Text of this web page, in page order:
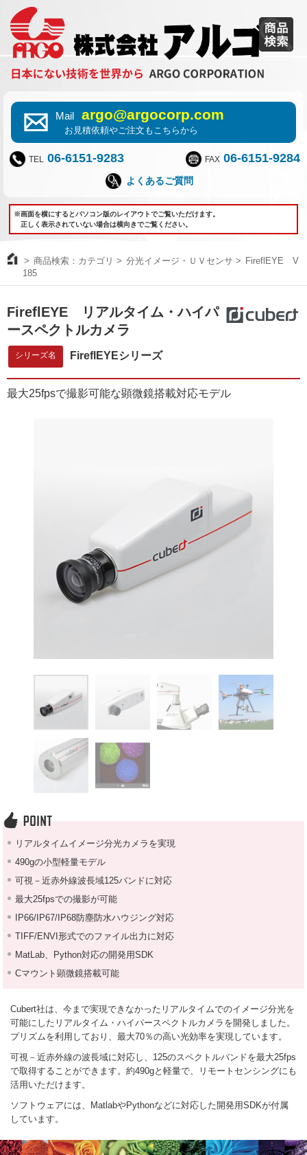
Mail argo@argocorp.com
お見積依頼やご注文もこちらから
TEL 06-6151-9283 FAX 06-6151-9284
よくあるご質問
※画面を横にするとパソコン版のレイアウトでご覧いただけます。
正しく表示されていない場合は横向きでご覧ください。
商品検索：カテゴリ 分光イメージ・ＵＶセンサ
FireflEYE V
185
FireflEYE リアルタイム・ハイパ
ースペクトルカメラ
シリーズ名 FireflEYEシリーズ
最大25fpsで撮影可能な顕微鏡搭載対応モデル
リアルタイムイメージ分光カメラを実現
490gの小型軽量モデル
可視－近赤外線波長域125バンドに対応
最大25fpsでの撮影が可能
IP66/IP67/IP68防塵防水ハウジング対応
TIFF/ENVI形式でのファイル出力に対応
MatLab、Python対応の開発用SDK
Cマウント顕微鏡搭載可能
Cubert社は、今まで実現できなかったリアルタイムでのイメージ分光を
可能にしたリアルタイム・ハイパースペクトルカメラを開発しました。
プリズムを利用しており、最大70％の高い光効率を実現しています。
可視－近赤外線の波長域に対応し、125のスペクトルバンドを最大25fps
で取得することができます。約490gと軽量で、リモートセンシングにも
活用いただけます。
ソフトウェアには、MatlabやPythonなどに対応した開発用SDKが付属
しています。